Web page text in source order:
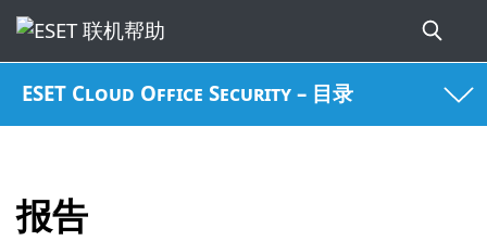
ESET Cloud Office Security – 目录
报告